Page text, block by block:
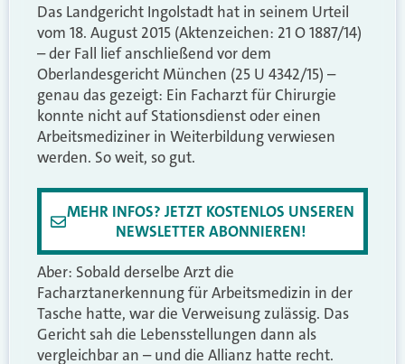
Das Landgericht Ingolstadt hat in seinem Urteil
vom 18. August 2015 (Aktenzeichen: 21 O 1887/14)
– der Fall lief anschließend vor dem
Oberlandesgericht München (25 U 4342/15) –
genau das gezeigt: Ein Facharzt für Chirurgie
konnte nicht auf Stationsdienst oder einen
Arbeitsmediziner in Weiterbildung verwiesen
werden. So weit, so gut.
MEHR INFOS? JETZT KOSTENLOS UNSEREN
NEWSLETTER ABONNIEREN!
Aber: Sobald derselbe Arzt die
Facharztanerkennung für Arbeitsmedizin in der
Tasche hatte, war die Verweisung zulässig. Das
Gericht sah die Lebensstellungen dann als
vergleichbar an – und die Allianz hatte recht.